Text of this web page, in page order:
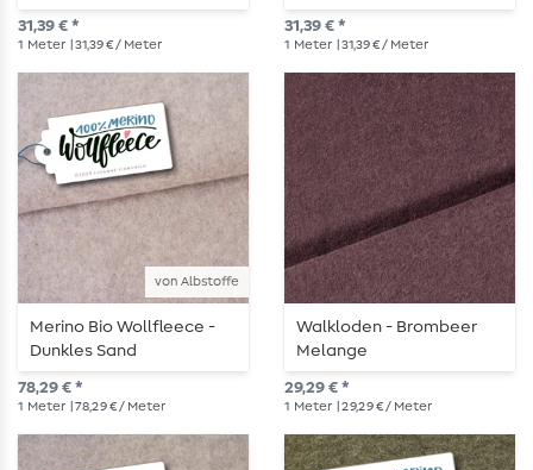
31,39 € *
1 Meter | 31,39 € / Meter
31,39 € *
1 Meter | 31,39 € / Meter
von Albstoffe
Merino Bio Wollfleece -
Dunkles Sand
78,29 € *
1 Meter | 78,29 € / Meter
Walkloden - Brombeer
Melange
29,29 € *
1 Meter | 29,29 € / Meter